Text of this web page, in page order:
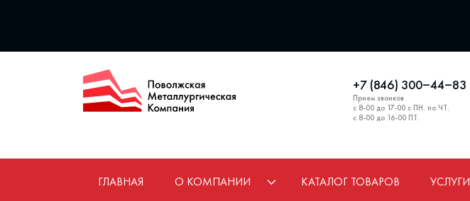
+7 (846) 300‒44‒83
Прием звонков
с 8-00 до 17-00 с ПН. по ЧТ.
с 8-00 до 16-00 ПТ.
ГЛАВНАЯ О КОМПАНИИ КАТАЛОГ ТОВАРОВ УСЛУГИ